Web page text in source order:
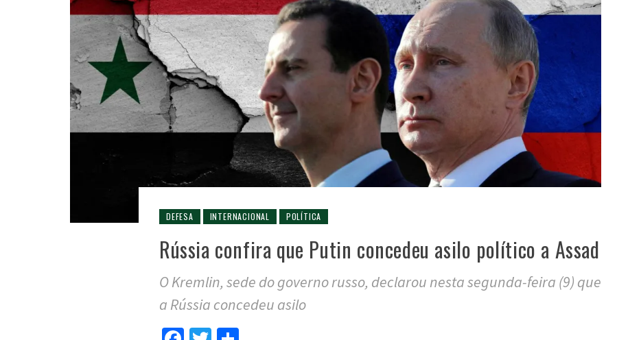
DEFESA INTERNACIONAL POLÍTICA
Rússia confira que Putin concedeu asilo político a Assad
O Kremlin, sede do governo russo, declarou nesta segunda-feira (9) que
a Rússia concedeu asilo